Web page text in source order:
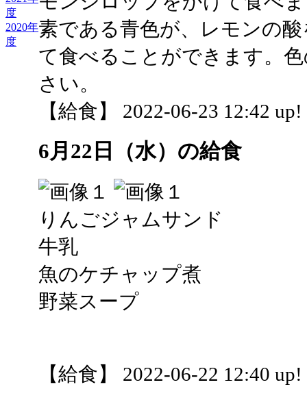
度
2020年
度
素である青色が、レモンの
て食べることができます。
さい。
【給食】 2022-06-23 12:42 up!
6月22日（水）の給食
りんごジャムサンド
牛乳
魚のケチャップ煮
野菜スープ
【給食】 2022-06-22 12:40 up!